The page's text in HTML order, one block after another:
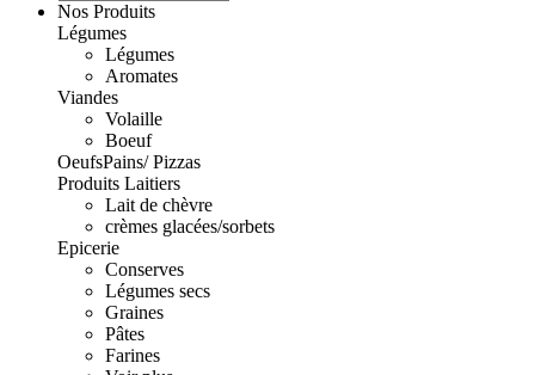
Nos Produits
Légumes
Légumes
Aromates
Viandes
Volaille
Boeuf
OeufsPains/ Pizzas
Produits Laitiers
Lait de chèvre
crèmes glacées/sorbets
Epicerie
Conserves
Légumes secs
Graines
Pâtes
Farines